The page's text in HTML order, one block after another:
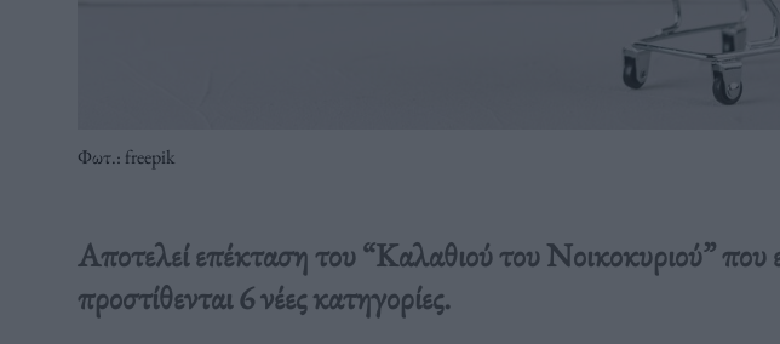
Φωτ.: freepik
Αποτελεί επέκταση του “Καλαθιού του Νοικοκυριού” που
προστίθενται 6 νέες κατηγορίες.